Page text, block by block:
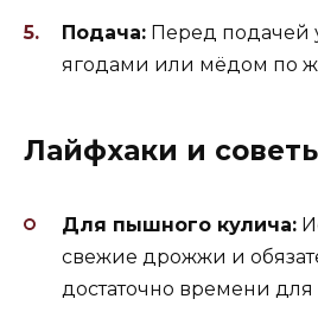
Подача: Перед подачей
ягодами или мёдом по
Лайфхаки и
Для пышного кулича:
свежие дрожжи и
достаточно времени